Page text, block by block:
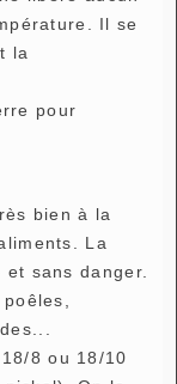
Il se
la
pour
bien à la
La
sans danger.
8 ou 18/10